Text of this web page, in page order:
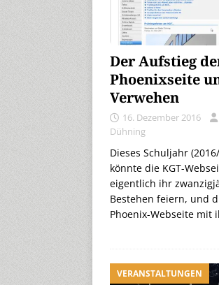
Der Aufstieg
Phoenixseite
Verwehen
16. Dezember 2016
Dühning
Dieses Schuljahr
könnte die KGT-
eigentlich ihr
Bestehen feiern, und
Phoenix-Webseite mit
VERANSTALTUNGEN